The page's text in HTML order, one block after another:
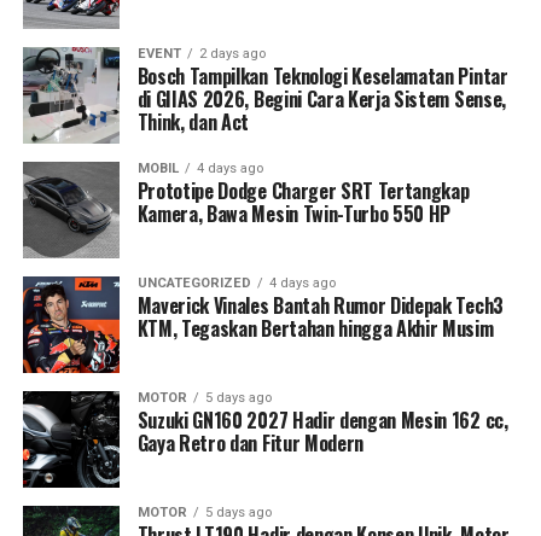
EVENT 2 days ago
Bosch Tampilkan Teknologi Keselamatan Pintar
di GIIAS 2026, Begini Cara Kerja Sistem Sense,
Think, dan Act
MOBIL 4 days ago
Prototipe Dodge Charger SRT Tertangkap
Kamera, Bawa Mesin Twin-Turbo 550 HP
UNCATEGORIZED 4 days ago
Maverick Vinales Bantah Rumor Didepak Tech3
KTM, Tegaskan Bertahan hingga Akhir Musim
MOTOR 5 days ago
Suzuki GN160 2027 Hadir dengan Mesin 162 cc,
Gaya Retro dan Fitur Modern
MOTOR 5 days ago